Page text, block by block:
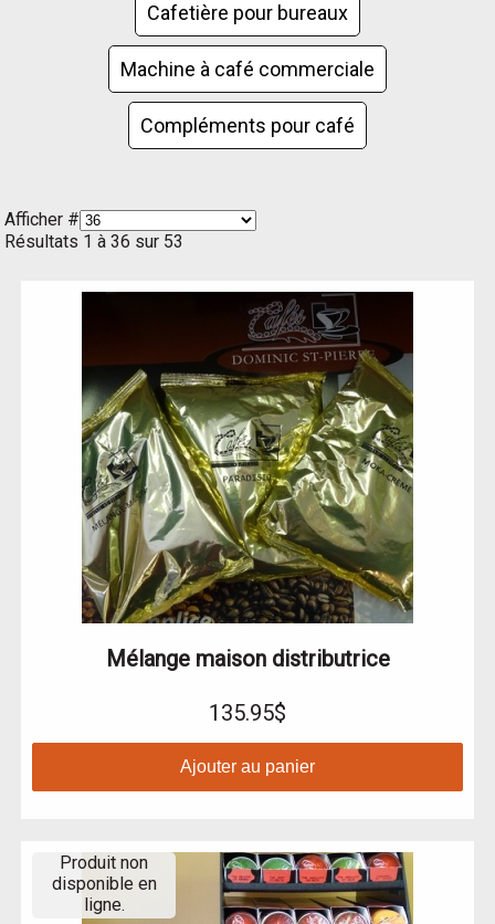
Cafetière pour bureaux
Machine à café commerciale
Compléments pour café
Afficher #
Résultats 1 à 36 sur 53
135.95$
Mélange maison distributrice
Ajouter au panier
Produit non
disponible en
ligne.